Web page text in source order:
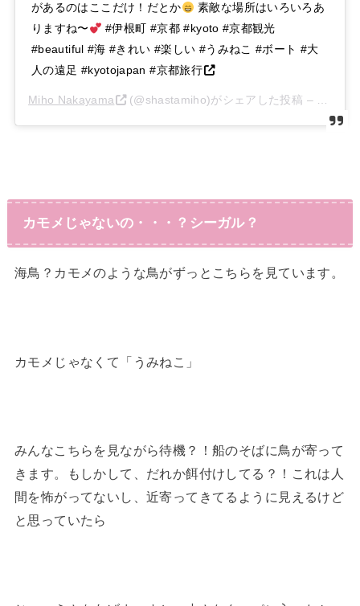
があるのはここだけ！だとか
素敵な場所はいろいろあ
りますね〜
#伊根町 #京都 #kyoto #京都観光
#beautiful #海 #きれい #楽しい #うみねこ #ボート #大
人の遠足 #kyotojapan #京都旅行
Miho Nakayama (@shastamiho)がシェアした投稿 – 2020年
カモメじゃないの・・・？シーガル？
海鳥？カモメのような鳥がずっとこちらを見ています。
カモメじゃなくて「うみねこ」
みんなこちらを見ながら待機？！船のそばに鳥が寄って
きます。もしかして、だれか餌付けしてる？！これは人
間を怖がってないし、近寄ってきてるように見えるけど
と思っていたら